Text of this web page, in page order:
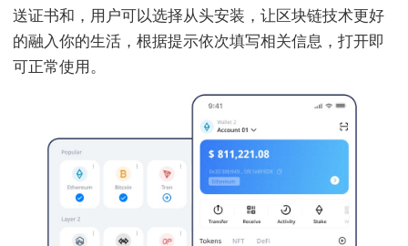
送证书和，用户可以选择从头安装，让区块链技术更好
的融入你的生活，根据提示依次填写相关信息，打开即
可正常使用。